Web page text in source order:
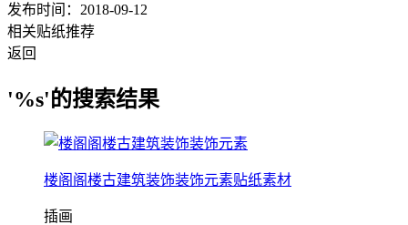
发布时间：2018-09-12
相关贴纸推荐
返回
'%s'的搜索结果
楼阁阁楼古建筑装饰装饰元素贴纸素材
插画